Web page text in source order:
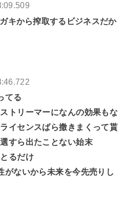
キから搾取するビジネスだか
てる
トリーマーになんの効果もな
イセンスばら撒きまくって貰
すら出たことない始末
るだけ
がないから未来を今先売りし